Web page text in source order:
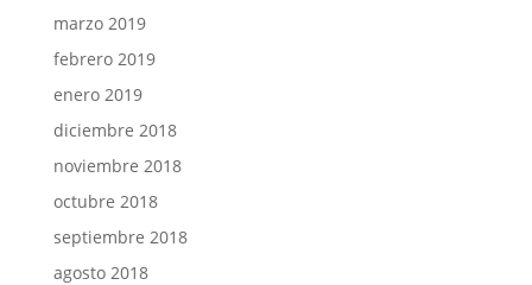
marzo 2019
febrero 2019
enero 2019
diciembre 2018
noviembre 2018
octubre 2018
septiembre 2018
agosto 2018